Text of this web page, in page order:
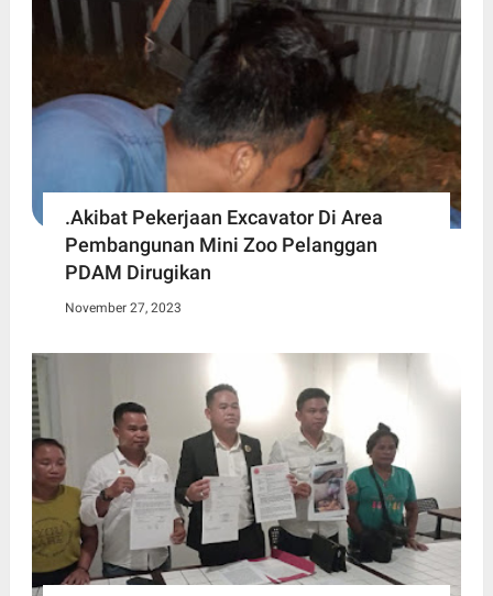
.Akibat Pekerjaan Excavator Di Area
Pembangunan Mini Zoo Pelanggan
PDAM Dirugikan
November 27, 2023